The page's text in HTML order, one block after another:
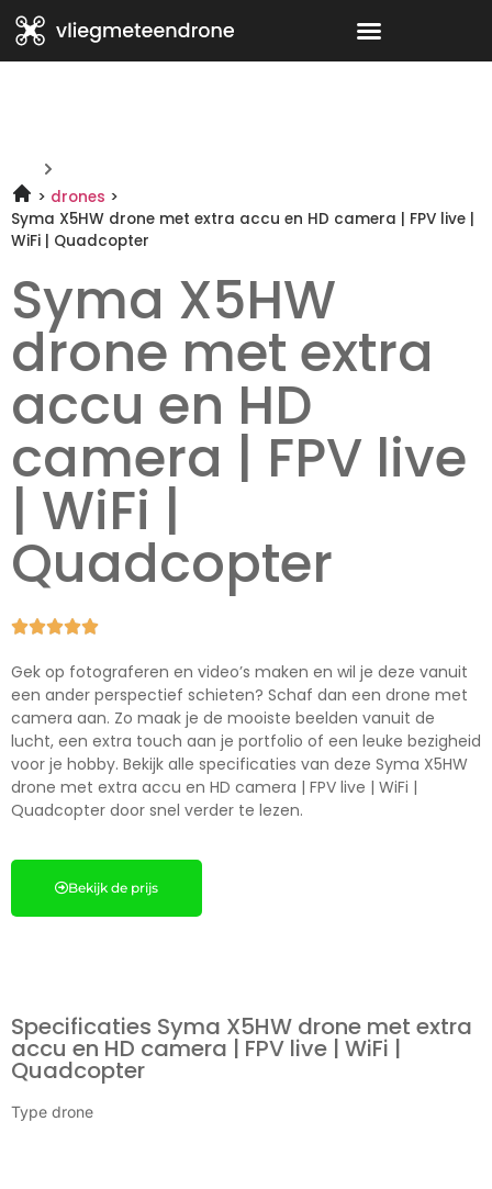
drones
Syma X5HW drone met extra accu en HD camera | FPV live |
WiFi | Quadcopter
Syma X5HW
drone met extra
accu en HD
camera | FPV live
| WiFi |
Quadcopter

Gek op fotograferen en video’s maken en wil je deze vanuit
een ander perspectief schieten? Schaf dan een drone met
camera aan. Zo maak je de mooiste beelden vanuit de
lucht, een extra touch aan je portfolio of een leuke bezigheid
voor je hobby. Bekijk alle specificaties van deze Syma X5HW
drone met extra accu en HD camera | FPV live | WiFi |
Quadcopter door snel verder te lezen.
Bekijk de prijs
Specificaties Syma X5HW drone met extra
accu en HD camera | FPV live | WiFi |
Quadcopter
Type drone